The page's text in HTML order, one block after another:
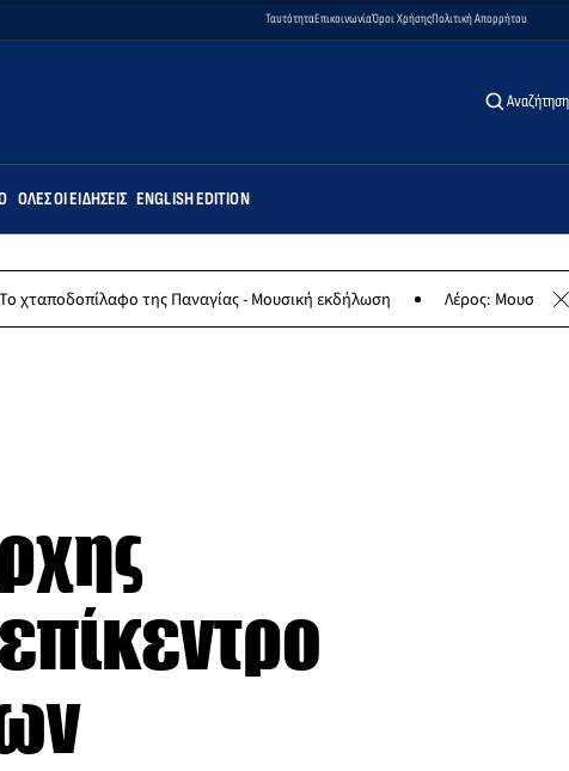
ΤαυτότηταΕπικοινωνίαΌροι ΧρήσηςΠολιτική Απορρήτου
Αναζήτηση
ΌΛΕΣ ΟΙ ΕΙΔΉΣΕΙΣ ENGLISH EDITION
της Παναγίας - Μουσική εκδήλωση Λέρος: Μουσική συναυλία